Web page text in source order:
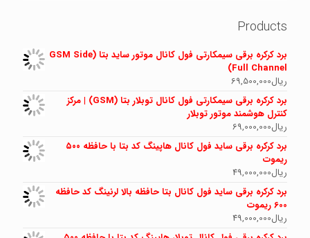
Products
برد کرکره برقی سیمکارتی فول کانال موتور ساید بتا (GSM Side
Full Channel)
ریال69,500,000
برد کرکره برقی سیمکارتی فول کانال توبلار بتا (GSM) | مرکز
کنترل هوشمند موتور توبلار
ریال69,000,000
برد کرکره برقی ساید فول کانال هاپینگ کد بتا با حافظه ۵۰۰
ریموت
ریال49,000,000
برد کرکره برقی ساید فول کانال بتا حافظه بالا لرنینگ کد حافظه
600 ریموت
ریال49,000,000